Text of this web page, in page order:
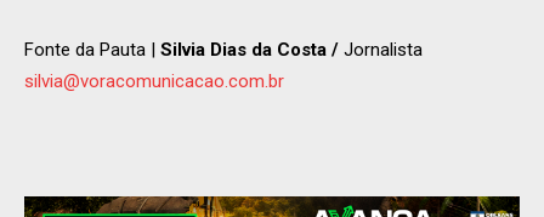
Fonte da Pauta | Silvia Dias da Costa / Jornalista
silvia@voracomunicacao.com.br